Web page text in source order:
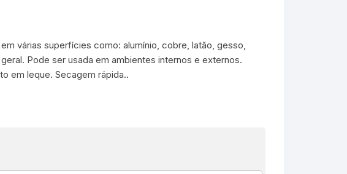
várias superfícies como: alumínio, cobre, latão, gesso,
Pode ser usada em ambientes internos e externos.
em leque. Secagem rápida..